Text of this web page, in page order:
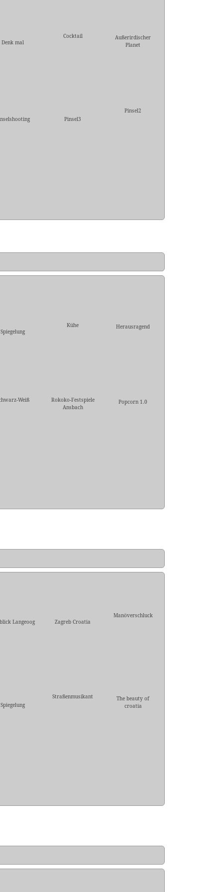
Denk mal
Cocktail
Außerirdischer
Planet
Pinsel3
Pinsel2
Spiegelung
Kühe Herausragend
Weiß
Rokoko-Festspiele
Ansbach
Popcorn 1.0
Langeoog Zagreb Croatia
Manöverschluck
Spiegelung
Straßenmusikant
The beauty of
croatia